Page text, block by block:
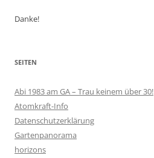
Danke!
SEITEN
Abi 1983 am GA – Trau keinem über 30!
Atomkraft-Info
Datenschutzerklärung
Gartenpanorama
horizons